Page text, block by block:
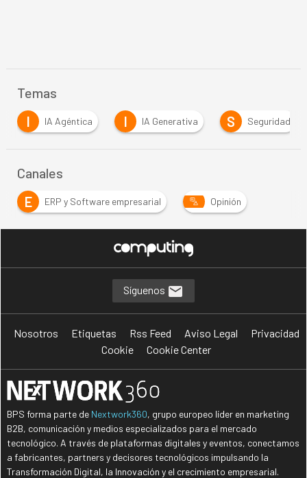
Temas
I
IA Agéntica I IA Generativa S Seguridad
Canales
E
ERP y Software empresarial Opinión
Síguenos
Nosotros Etiquetas Rss Feed Aviso Legal
Privacidad
Cookie
Cookie Center
BPS forma parte de Nextwork360, grupo europeo líder en marketing
B2B, comunicación y medios especializados para el mercado
tecnológico. A través de plataformas digitales y eventos, conectamos
a fabricantes, partners y decisores tecnológicos impulsando la
Transformación Digital, la Innovación y el crecimiento empresarial.